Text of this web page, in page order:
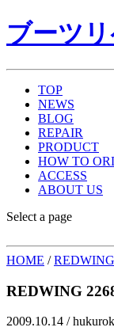
ブーツ
TOP
NEWS
BLOG
REPAIR
PRODUCT
HOW TO
ACCESS
ABOUT US
Select a page
HOME /
REDWING
2009.10.14 /